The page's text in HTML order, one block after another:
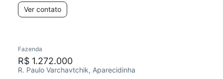
Ver contato
Fazenda
R$ 1.272.000
R. Paulo Varchavtchik, Aparecidinha